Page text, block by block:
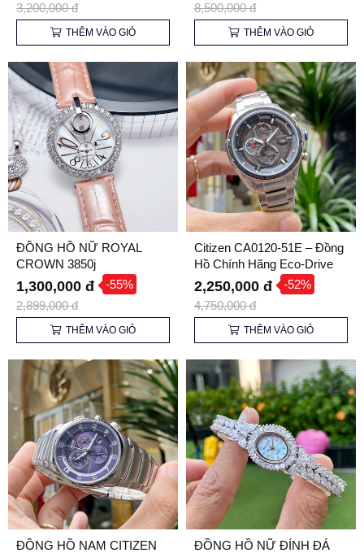
3,200,000 đ
THÊM VÀO GIỎ
8,500,000 đ
THÊM VÀO GIỎ
ĐỒNG HỒ NỮ ROYAL
CROWN 3850j
1,300,000 đ -55%
2,899,000 đ
THÊM VÀO GIỎ
Citizen CA0120-51E – Đồng
Hồ Chính Hãng Eco-Drive
Dành Cho Phong Cách Lịch
Lãm
2,250,000 đ -52%
4,750,000 đ
THÊM VÀO GIỎ
ĐỒNG HỒ NAM CITIZEN
ĐỒNG HỒ NỮ ĐÍNH ĐÁ